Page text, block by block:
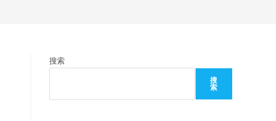
搜索
搜
索